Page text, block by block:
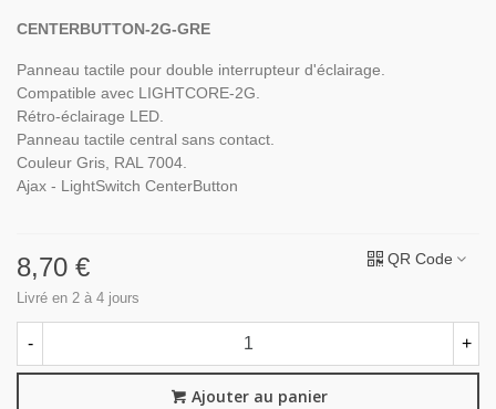
CENTERBUTTON-2G-GRE
Panneau tactile pour double interrupteur d'éclairage.
Compatible avec LIGHTCORE-2G.
Rétro-éclairage LED.
Panneau tactile central sans contact.
Couleur Gris, RAL 7004.
Ajax - LightSwitch CenterButton
8,70 €
Livré en 2 à 4 jours
QR Code
- +
Ajouter au panier